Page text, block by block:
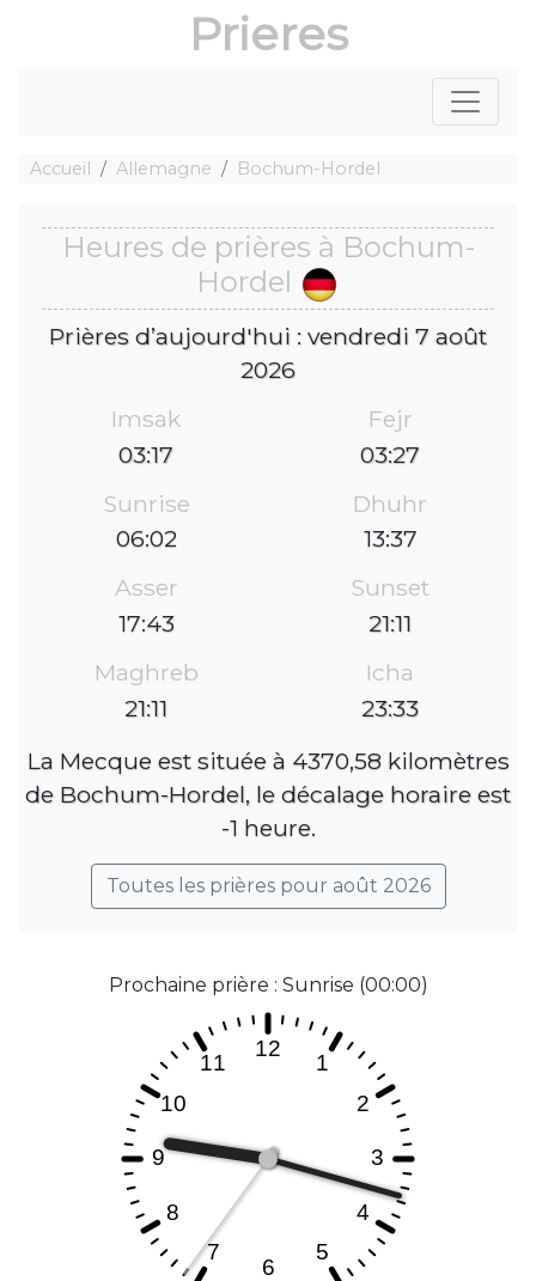
Prieres
Accueil Allemagne Bochum-Hordel
Heures de prières à Bochum-
Hordel
Prières d’aujourd'hui : vendredi 7 août
2026
Imsak
03:17
Fejr
03:27
Sunrise
06:02
Dhuhr
13:37
Asser
17:43
Sunset
21:11
Maghreb
21:11
Icha
23:33
La Mecque est située à 4370,58 kilomètres
de Bochum-Hordel, le décalage horaire est
-1 heure.
Toutes les prières pour août 2026
Prochaine prière : Sunrise (00:00)